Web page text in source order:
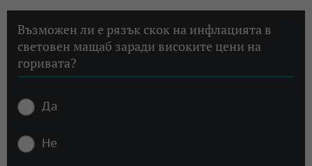
Възможен ли е рязък скок на инфлацията в
световен мащаб заради високите цени на
горивата?
Да
Не